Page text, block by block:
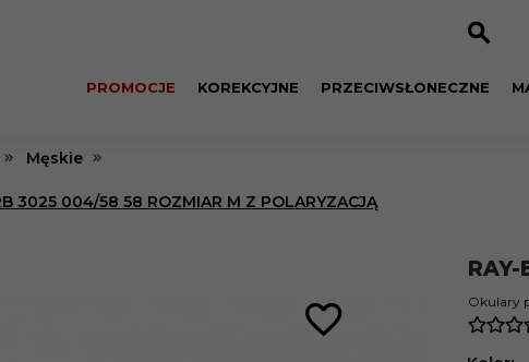
PROMOCJE KOREKCYJNE PRZECIWSŁONECZNE
Męskie
3025 004/58 58 ROZMIAR M Z POLARYZACJĄ
Okulary